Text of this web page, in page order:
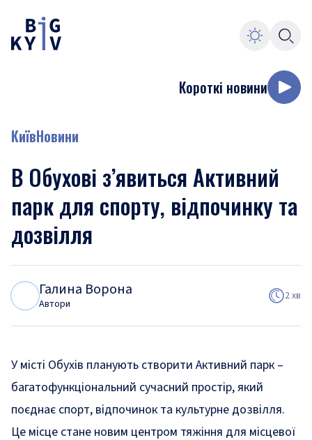
Короткі новини
КиївНовини
В Обухові з’явиться Активний
парк для спорту, відпочинку та
дозвілля
Галина Ворона
Автори
2 хв
У місті Обухів планують створити Активний парк –
багатофункціональний сучасний простір, який
поєднає спорт, відпочинок та культурне дозвілля.
Це місце стане новим центром тяжіння для місцевої